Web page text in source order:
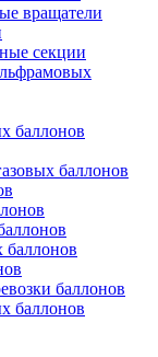
вращатели
секции
баллонов
баллонов
баллонов
баллонов
баллонов